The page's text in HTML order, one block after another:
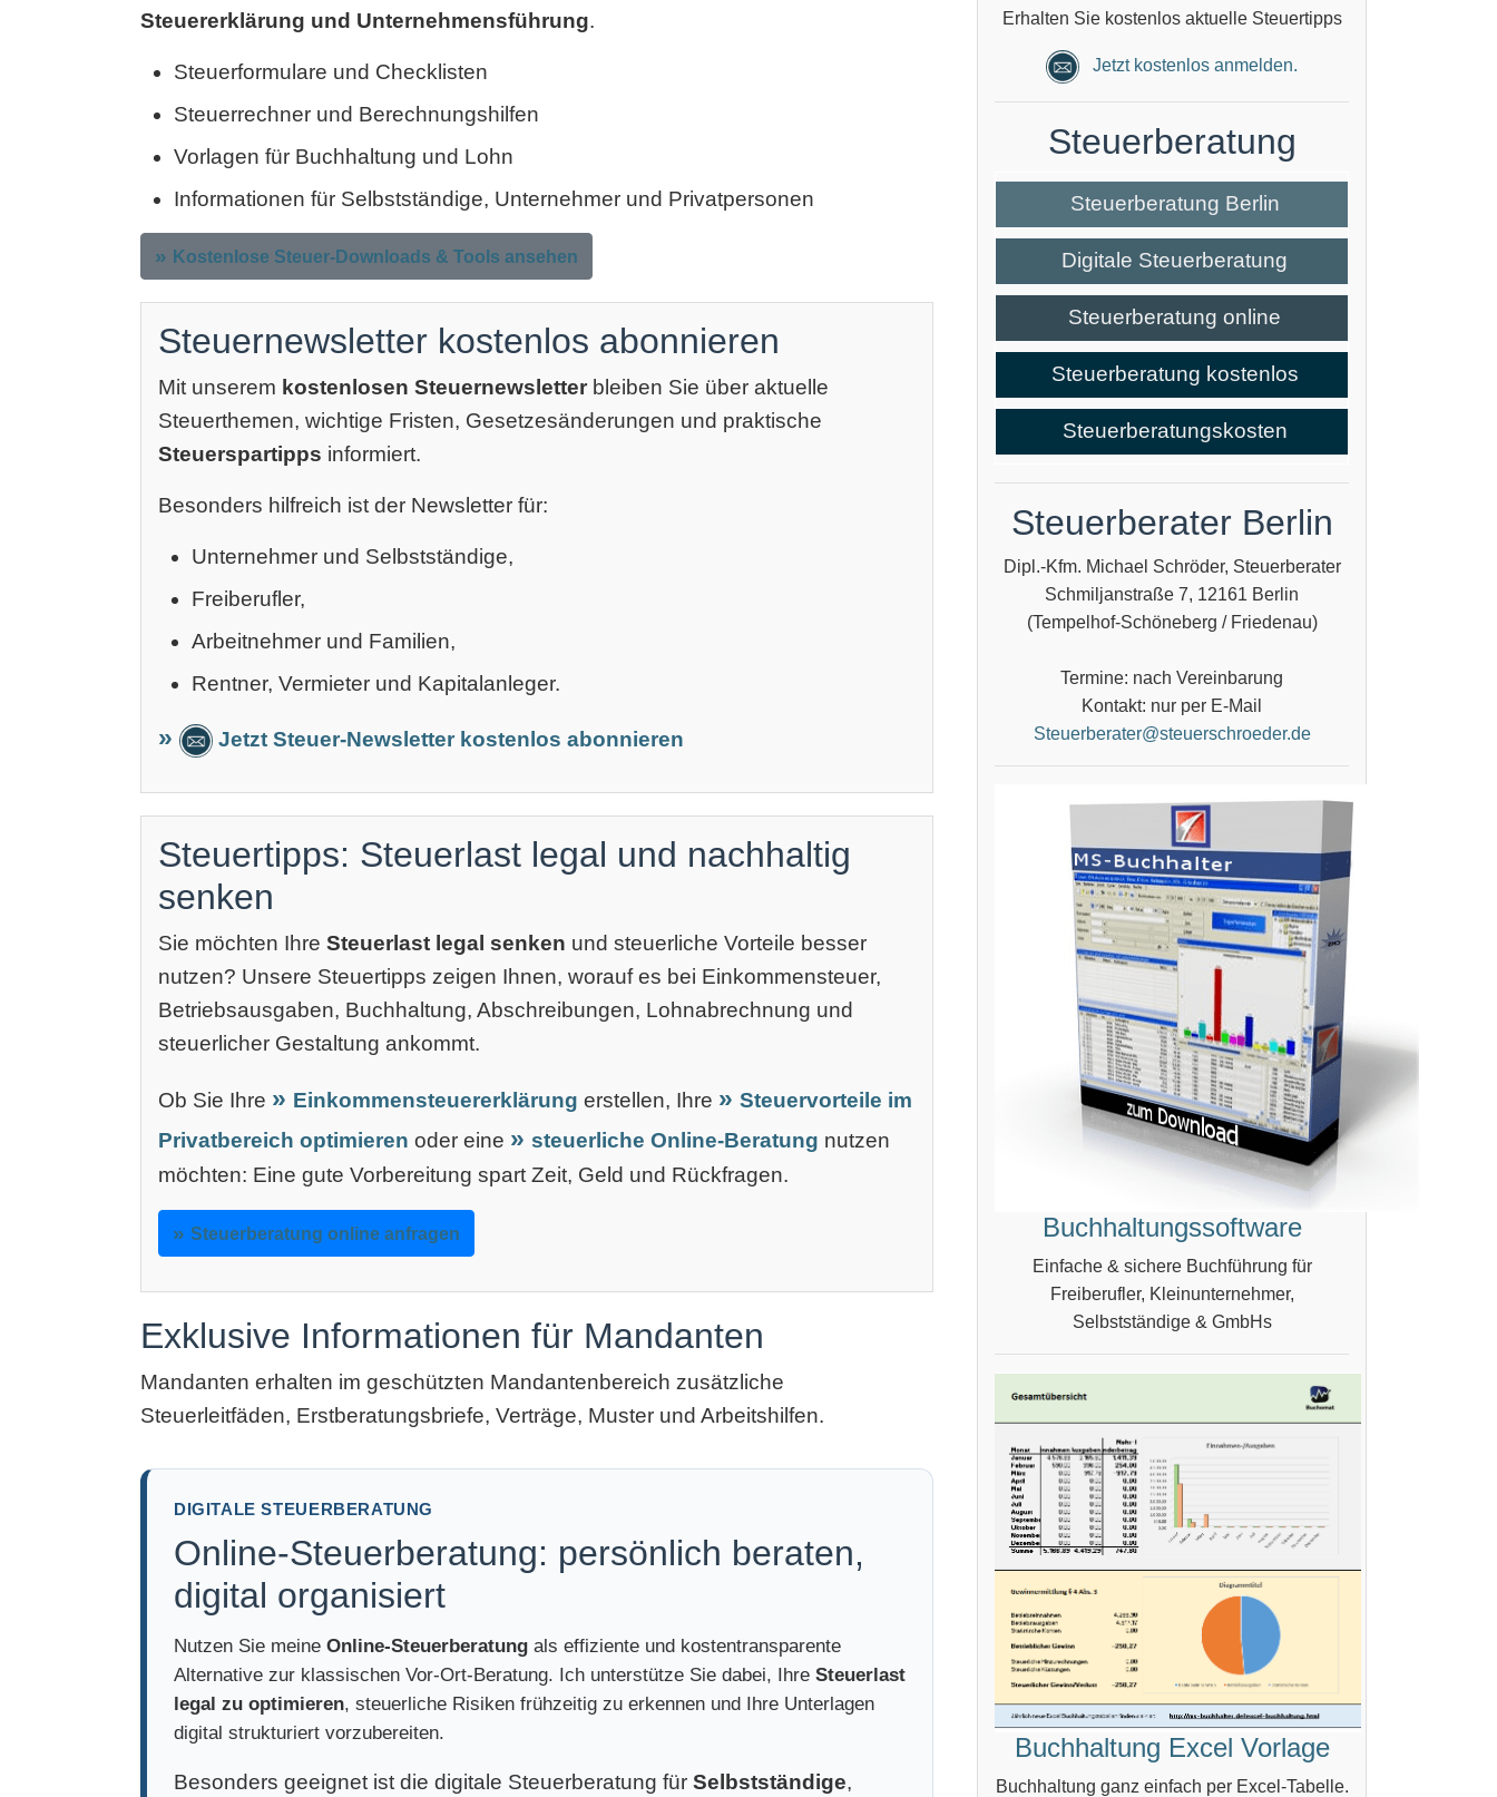
Steuererklärung und Unternehmensführung.
Steuerformulare und Checklisten
Steuerrechner und Berechnungshilfen
Vorlagen für Buchhaltung und Lohn
Informationen für Selbstständige, Unternehmer und Privatpersonen
Kostenlose Steuer-Downloads & Tools ansehen
Steuernewsletter kostenlos abonnieren
Mit unserem kostenlosen Steuernewsletter bleiben Sie über aktuelle
Steuerthemen, wichtige Fristen, Gesetzesänderungen und praktische
Steuerspartipps informiert.
Besonders hilfreich ist der Newsletter für:
Unternehmer und Selbstständige,
Freiberufler,
Arbeitnehmer und Familien,
Rentner, Vermieter und Kapitalanleger.
Jetzt Steuer-Newsletter kostenlos abonnieren
Steuertipps: Steuerlast legal und nachhaltig
senken
Sie möchten Ihre Steuerlast legal senken und steuerliche Vorteile besser
nutzen? Unsere Steuertipps zeigen Ihnen, worauf es bei Einkommensteuer,
Betriebsausgaben, Buchhaltung, Abschreibungen, Lohnabrechnung und
steuerlicher Gestaltung ankommt.
Ob Sie Ihre Einkommensteuererklärung erstellen, Ihre
Steuervorteile im
Privatbereich optimieren oder eine steuerliche Online-Beratung nutzen
möchten: Eine gute Vorbereitung spart Zeit, Geld und Rückfragen.
Steuerberatung online anfragen
Exklusive Informationen für Mandanten
Mandanten erhalten im geschützten Mandantenbereich zusätzliche
Steuerleitfäden, Erstberatungsbriefe, Verträge, Muster und Arbeitshilfen.
DIGITALE STEUERBERATUNG
Online-Steuerberatung: persönlich beraten,
digital organisiert
Nutzen Sie meine Online-Steuerberatung als effiziente und kostentransparente
Alternative zur klassischen Vor-Ort-Beratung. Ich unterstütze Sie dabei, Ihre Steuerlast
legal zu optimieren, steuerliche Risiken frühzeitig zu erkennen und Ihre Unterlagen
digital strukturiert vorzubereiten.
Besonders geeignet ist die digitale Steuerberatung für Selbstständige,
Erhalten Sie kostenlos aktuelle Steuertipps
Jetzt kostenlos anmelden.
Steuerberatung
Steuerberatung Berlin
Digitale Steuerberatung
Steuerberatung online
Steuerberatung kostenlos
Steuerberatungskosten
Steuerberater Berlin
Dipl.-Kfm. Michael Schröder, Steuerberater
Schmiljanstraße 7, 12161 Berlin
(Tempelhof-Schöneberg / Friedenau)
Termine: nach Vereinbarung
Kontakt: nur per E-Mail
Steuerberater@steuerschroeder.de
Buchhaltungssoftware
Einfache & sichere Buchführung für
Freiberufler, Kleinunternehmer,
Selbstständige & GmbHs
Buchhaltung Excel Vorlage
Buchhaltung ganz einfach per Excel-Tabelle.